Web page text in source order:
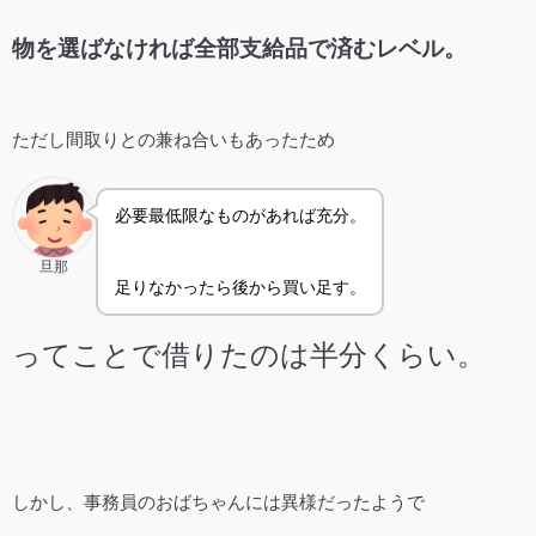
物を選ばなければ全部支給品で済むレベル。
ただし間取りとの兼ね合いもあったため
旦那
必要最低限なものがあれば充分。
足りなかったら後から買い足す。
ってことで借りたのは半分くらい。
しかし、事務員のおばちゃんには異様だったようで